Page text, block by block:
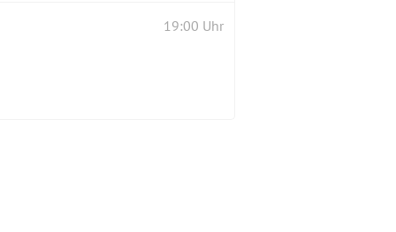
19:00 Uhr